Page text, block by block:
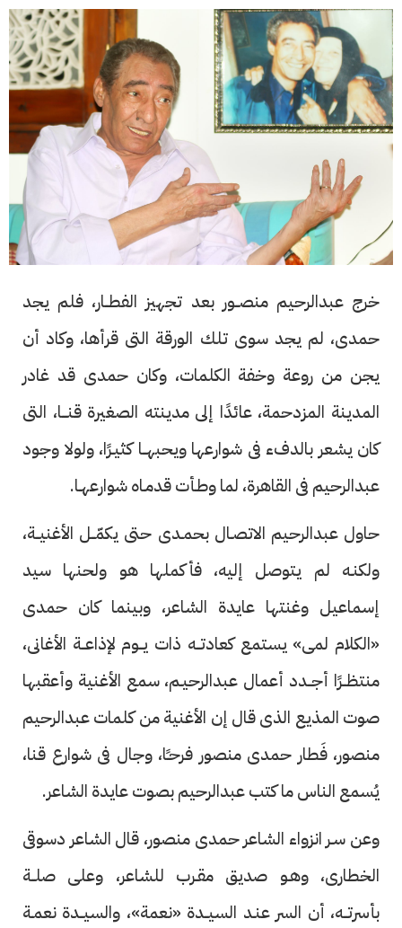
خرج عبدالرحيم منصــور بعد تجهيز الفطــار، فلم يجد
حمدى، لم يجد سوى تلك الورقة التى قرأها، وكاد أن
يجن من روعة وخفة الكلمات، وكان حمدى قد غادر
المدينة المزدحمة، عائدًا إلى مدينته الصغيرة قنـــا، التى
كان يشعر بالدفء فى شوارعها ويحبهــا كثيـرًا، ولولا وجود
عبدالرحيم فى القاهرة، لما وطـأت قدمـاه شوارعهـا.
حاول عبدالرحيم الاتصـال بحمـدى حتى يكمّــل الأغنيــة،
ولكنـه لم يتوصل إليه، فأكملها هو ولحنها سيد
إسماعيل وغنتها عايدة الشاعر، وبينما كان حمدى
«الكلام لمى» يستمع كعادتــه ذات يــوم لإذاعــة الأغانى،
منتظــرًا أجــدد أعمال عبدالرحيـم، سمع الأغنية وأعقبها
صوت المذيع الذى قال إن الأغنية من كلمات عبدالرحيم
منصور، فَطار حمدى منصور فرحـًا، وجال فى شوارع قنا،
يُسمع الناس ما كتب عبدالرحيم بصوت عايدة الشاعر.
وعن سـر انزواء الشاعر حمدى منصور، قال الشاعر دسوقى
الخطارى، وهـو صديق مقـرب للشاعر، وعلى صلــة
بأسرتــه، أن السر عنـد السيــدة «نعمة»، والسيــدة نعمـة